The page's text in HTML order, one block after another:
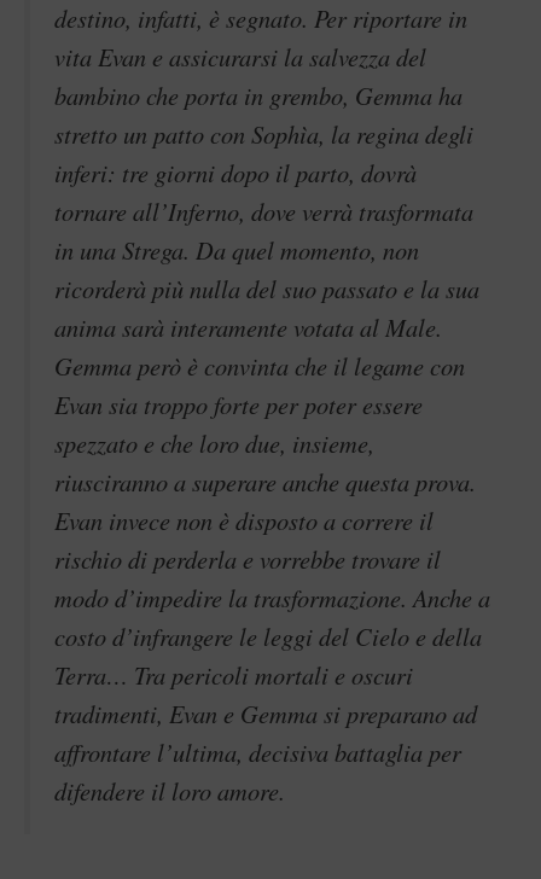
destino, infatti, è segnato. Per riportare in
vita Evan e assicurarsi la salvezza del
bambino che porta in grembo, Gemma ha
stretto un patto con Sophìa, la regina degli
inferi: tre giorni dopo il parto, dovrà
tornare all’Inferno, dove verrà trasformata
in una Strega. Da quel momento, non
ricorderà più nulla del suo passato e la sua
anima sarà interamente votata al Male.
Gemma però è convinta che il legame con
Evan sia troppo forte per poter essere
spezzato e che loro due, insieme,
riusciranno a superare anche questa prova.
Evan invece non è disposto a correre il
rischio di perderla e vorrebbe trovare il
modo d’impedire la trasformazione. Anche a
costo d’infrangere le leggi del Cielo e della
Terra… Tra pericoli mortali e oscuri
tradimenti, Evan e Gemma si preparano ad
affrontare l’ultima, decisiva battaglia per
difendere il loro amore.